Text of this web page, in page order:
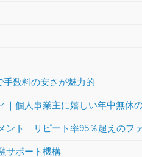
手数料の安さが魅力的
｜個人事業主に嬉しい年中無休
ント｜リピート率95％超えのフ
サポート機構